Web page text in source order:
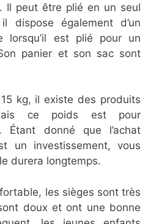
Il peut être plié en un seul
dispose également d’un
lorsqu’il est plié pour un
panier et son sac sont
kg, il existe des produits
ce poids est pour
Étant donné que l’achat
un investissement, vous
durera longtemps.
les sièges sont très
doux et ont une bonne